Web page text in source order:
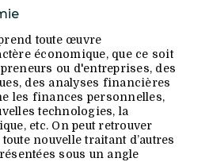
toute œuvre
économique, que ce soit
ou d'entreprises, des
des analyses financières
les finances personnelles,
technologies, la
etc. On peut retrouver
nouvelle traitant d’autres
sous un angle